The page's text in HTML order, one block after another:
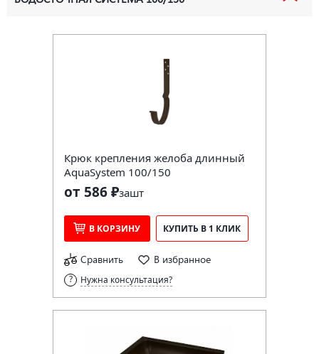
Крюк крепления желоба длинный
AquaSystem 100/150
от 586 ₽зашт
В КОРЗИНУ КУПИТЬ В 1 КЛИК
Сравнить В избранное
Нужна консультация?